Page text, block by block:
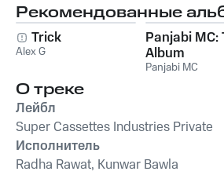
Рекомендованные
Trick
Alex G
Panjabi MC:
Album
Panjabi MC
О треке
Лейбл
Super Cassettes Industries Private
Исполнитель
Radha Rawat, Kunwar Bawla